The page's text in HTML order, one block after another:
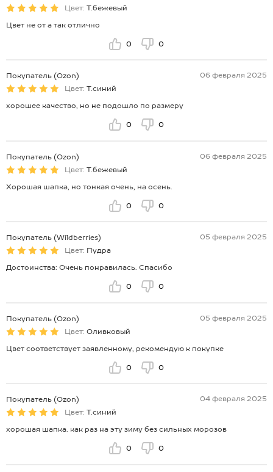
Цвет: Т.бежевый
Цвет не от а так отлично
0 0
Покупатель (Ozon)
06 февраля 2025
Цвет: Т.синий
хорошее качество, но не подошло по размеру
0 0
Покупатель (Ozon)
06 февраля 2025
Цвет: Т.бежевый
Хорошая шапка, но тонкая очень, на осень.
0 0
Покупатель (Wildberries)
05 февраля 2025
Цвет: Пудра
Достоинства: Очень понравилась. Спасибо
0 0
Покупатель (Ozon)
05 февраля 2025
Цвет: Оливковый
Цвет соответствует заявленному, рекомендую к покупке
0 0
Покупатель (Ozon)
04 февраля 2025
Цвет: Т.синий
хорошая шапка. как раз на эту зиму без сильных морозов
0 0